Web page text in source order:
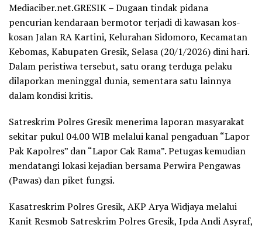
Mediaciber.net.GRESIK – Dugaan tindak pidana
pencurian kendaraan bermotor terjadi di kawasan kos-
kosan Jalan RA Kartini, Kelurahan Sidomoro, Kecamatan
Kebomas, Kabupaten Gresik, Selasa (20/1/2026) dini hari.
Dalam peristiwa tersebut, satu orang terduga pelaku
dilaporkan meninggal dunia, sementara satu lainnya
dalam kondisi kritis.
Satreskrim Polres Gresik menerima laporan masyarakat
sekitar pukul 04.00 WIB melalui kanal pengaduan “Lapor
Pak Kapolres” dan “Lapor Cak Rama”. Petugas kemudian
mendatangi lokasi kejadian bersama Perwira Pengawas
(Pawas) dan piket fungsi.
Kasatreskrim Polres Gresik, AKP Arya Widjaya melalui
Kanit Resmob Satreskrim Polres Gresik, Ipda Andi Asyraf,